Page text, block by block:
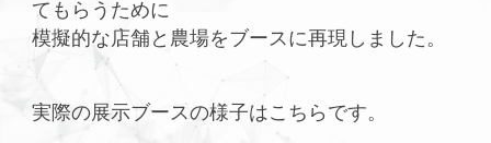
てもらうために
模擬的な店舗と農場をブースに再現しました。
実際の展示ブースの様子はこちらです。